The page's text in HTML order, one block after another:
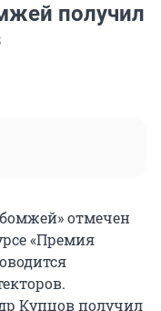
получил
отмечен
«Премия
Купцов получил